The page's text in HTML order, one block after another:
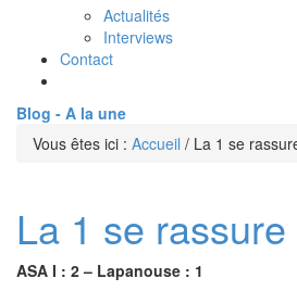
Actualités
Interviews
Contact
Blog - A la une
Vous êtes ici : Accueil / La 1 se
La 1 se rassure
ASA I : 2 – Lapanouse : 1